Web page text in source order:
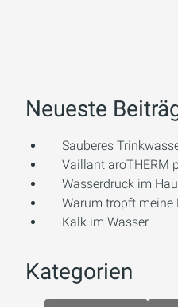
Neueste
Sauberes
Vaillant aroTHERM
Wasserdruck im
Warum tropft meine
Kalk im Wasser
Kategorien